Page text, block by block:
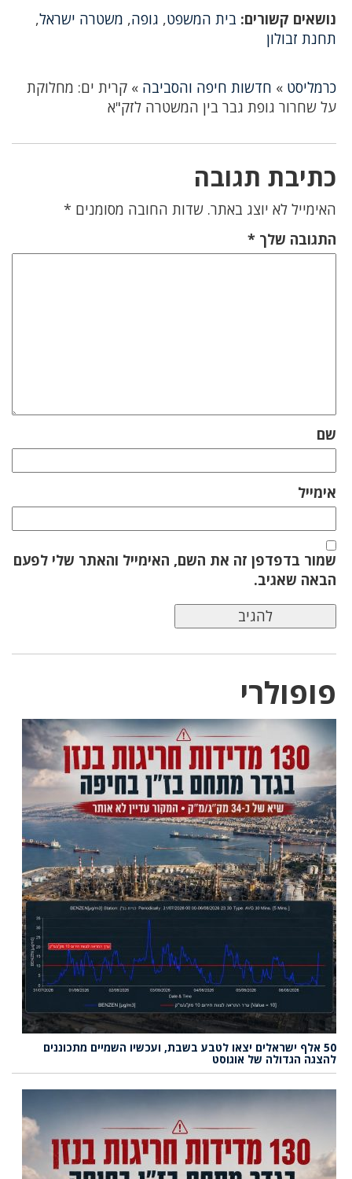
נושאים קשורים: בית המשפט, גופה, משטרה ישראל,
תחנת זבולון
כרמליסט » חדשות חיפה והסביבה » קרית ים: מחלוקת
על שחרור גופת גבר בין המשטרה לזק"א
כתיבת תגובה
האימייל לא יוצג באתר. שדות החובה מסומנים *
התגובה שלך *
שם
אימייל
שמור בדפדפן זה את השם, האימייל והאתר שלי לפעם
הבאה שאגיב.
פופולרי
50 אלף ישראלים יצאו לטבע בשבת, ועכשיו השמיים מתכוננים
להצגה הגדולה של אוגוסט